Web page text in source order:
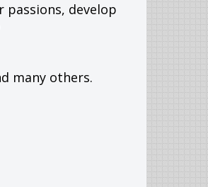
develop
many others.